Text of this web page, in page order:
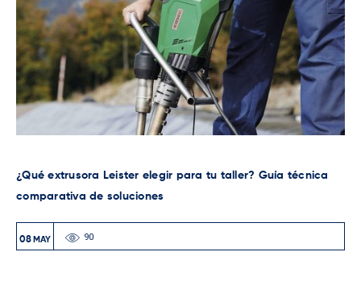
¿Qué extrusora Leister elegir para tu taller? Guía técnica
comparativa de soluciones
08 MAY 90